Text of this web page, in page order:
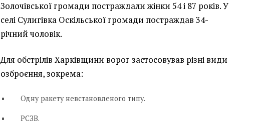
Золочівської громади постраждали жінки 54 і 87 років. У
селі Сулигівка Оскільської громади постраждав 34-
річний чоловік.
Для обстрілів Харківщини ворог застосовував різні види
озброєння, зокрема:
Одну ракету невстановленого типу.
РСЗВ.